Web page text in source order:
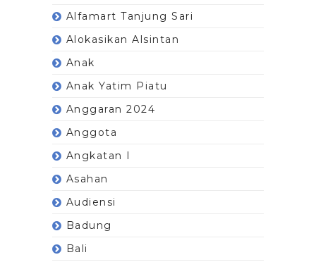
Alfamart Tanjung Sari
Alokasikan Alsintan
Anak
Anak Yatim Piatu
Anggaran 2024
Anggota
Angkatan I
Asahan
Audiensi
Badung
Bali